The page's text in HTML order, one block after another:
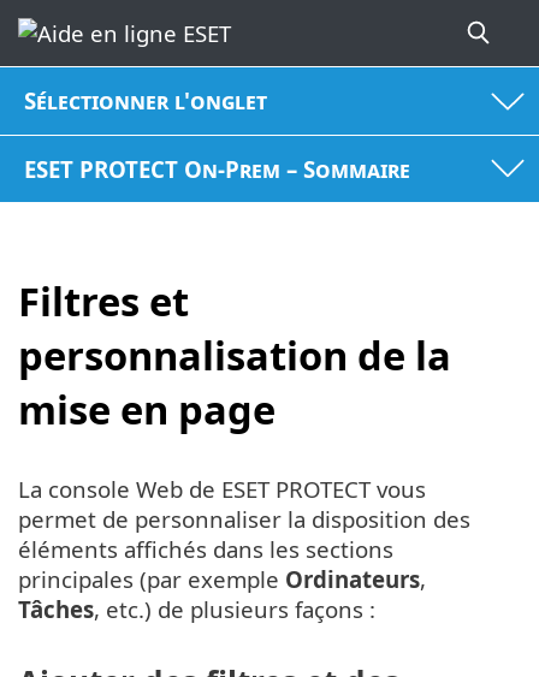
Sélectionner l'onglet
ESET PROTECT On-Prem – Sommaire
Filtres et
personnalisation de la
mise en page
La console Web de ESET PROTECT vous
permet de personnaliser la disposition des
éléments affichés dans les sections
principales (par exemple Ordinateurs,
Tâches, etc.) de plusieurs façons :